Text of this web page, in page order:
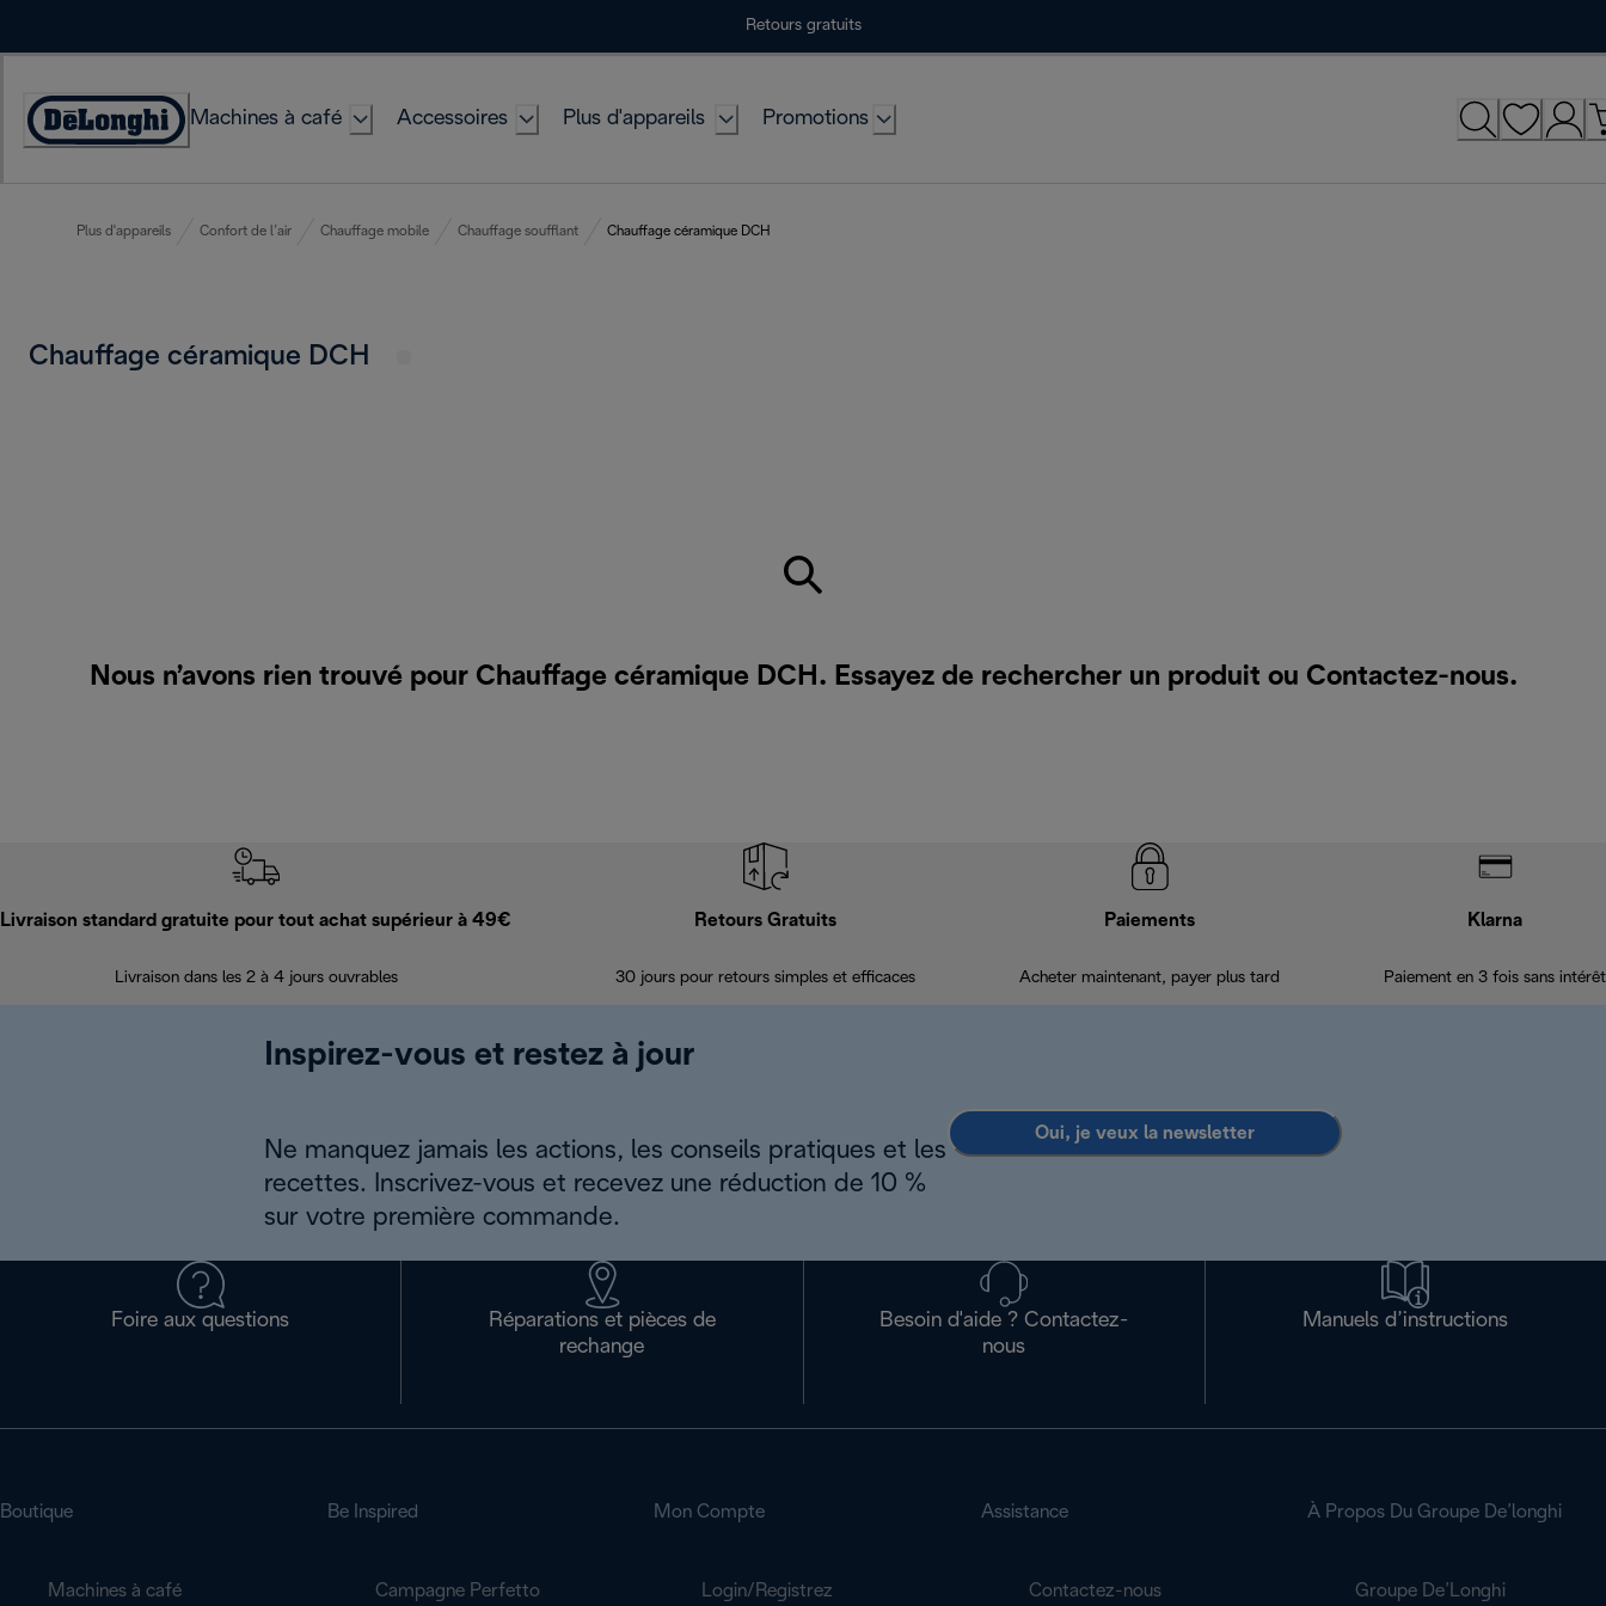
Retours gratuits
Déclaration
Machines à café Accessoires Plus d'appareils Promotions
Plus d'appareils Confort de l’air Chauffage mobile Chauffage soufflant Chauffage céramique DCH
Chauffage céramique DCH
Nous n’avons rien trouvé pour Chauffage céramique DCH. Essayez de rechercher un produit ou Contactez-nous.
Livraison standard gratuite pour tout achat supérieur à 49€
Livraison dans les 2 à 4 jours ouvrables
Retours Gratuits
30 jours pour retours simples et efficaces
Paiements
Acheter maintenant, payer plus tard
Klarna
Paiement en 3 fois sans intérêt
Inspirez-vous et restez à jour
Ne manquez jamais les actions, les conseils pratiques et les
recettes. Inscrivez-vous et recevez une réduction de 10 %
sur votre première commande.
Oui, je veux la newsletter
Foire aux questions
Réparations et pièces de
rechange
Besoin d'aide ? Contactez-
nous
Manuels d’instructions
Boutique
Machines à café
Be Inspired
Campagne Perfetto
Mon Compte
Login/Registrez
Assistance
Contactez-nous
À Propos Du Groupe De’longhi
Groupe De’Longhi